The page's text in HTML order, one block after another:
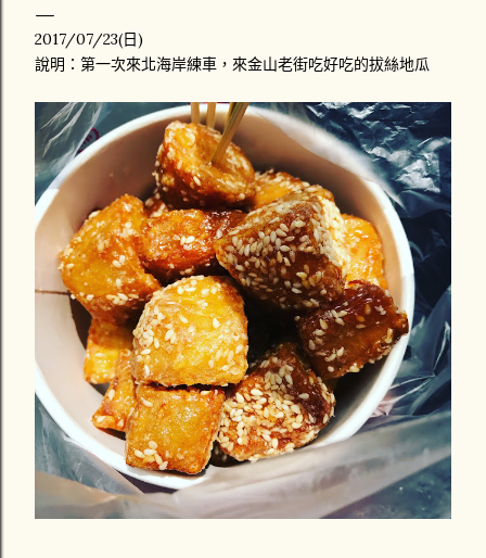
2017/07/23(日)
說明：第一次來北海岸練車，來金山老街吃好吃的拔絲地瓜